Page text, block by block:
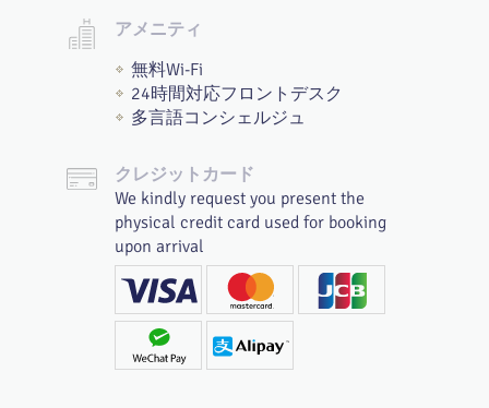
アメニティ
無料Wi-Fi
24時間対応フロントデスク
多言語コンシェルジュ
クレジットカード
We kindly request you present the
physical credit card used for booking
upon arrival